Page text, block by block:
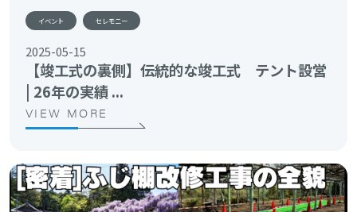
イベント セレモニー
2025-05-15
【竣工式の裏側】伝統的な竣工式 テント設営
| 26年の実績 ...
VIEW MORE